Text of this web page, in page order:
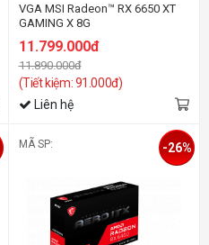
VGA MSI Radeon™ RX 6650 XT
GAMING X 8G
11.799.000đ
11.890.000đ
(Tiết kiệm: 91.000đ)
Liên hệ
MÃ SP: -26%